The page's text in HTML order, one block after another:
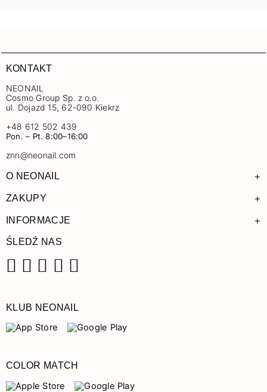
KONTAKT
NEONAIL
Cosmo Group Sp. z o.o.
ul. Dojazd 15, 62-090 Kiekrz
+48 612 502 439
Pon. – Pt. 8:00–16:00
znn@neonail.com
O NEONAIL +
ZAKUPY +
INFORMACJE +
ŚLEDŹ NAS
KLUB NEONAIL
COLOR MATCH